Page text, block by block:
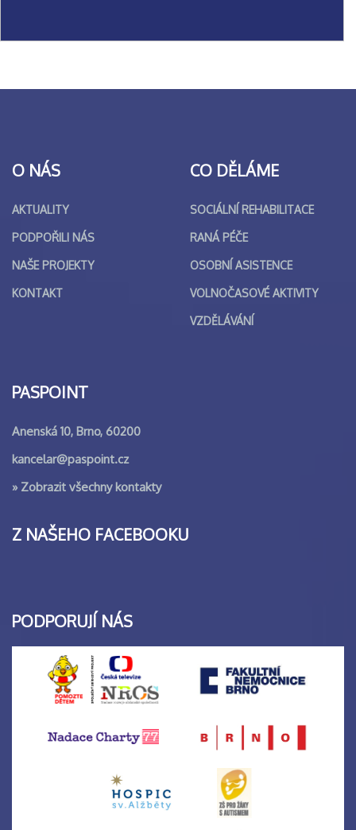
O NÁS
AKTUALITY
PODPOŘILI NÁS
NAŠE PROJEKTY
KONTAKT
CO DĚLÁME
SOCIÁLNÍ REHABILITACE
RANÁ PÉČE
OSOBNÍ ASISTENCE
VOLNOČASOVÉ AKTIVITY
VZDĚLÁVÁNÍ
PASPOINT
Anenská 10, Brno, 60200
kancelar@paspoint.cz
» Zobrazit všechny kontakty
Z NAŠEHO FACEBOOKU
PODPORUJÍ NÁS